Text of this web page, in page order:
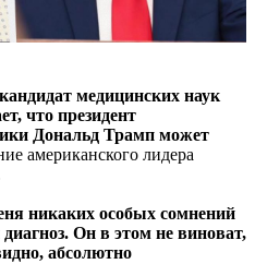
медицинских наук
что президент
Дональд Трамп может
американского лидера
никаких особых сомнений
Он в этом не виноват,
абсолютно